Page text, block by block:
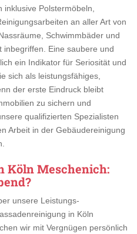
Polstermöbeln,
an aller Art von
Schwimmbäder und
Eine saubere und
ein Indikator für Seriosität und
sich als leistungsfähiges,
der erste Eindruck bleibt
zu sichern und
qualifizierten Spezialisten
Arbeit in der Gebäudereinigung
Köln Meschenich:
unsere Leistungs-
in Köln
wir mit Vergnügen persönlich